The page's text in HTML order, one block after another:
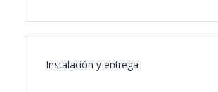
Instalación y entrega